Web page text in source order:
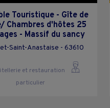
Touristique - Gîte de
Chambres d'hôtes 25
- Massif du sancy
Saint-Anastaise - 63610
et restauration
particulier